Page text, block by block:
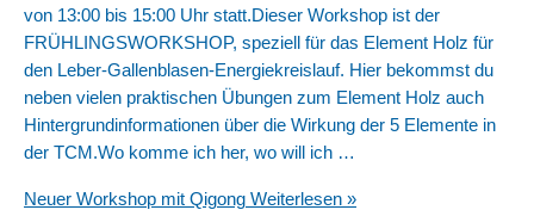
von 13:00 bis 15:00 Uhr statt.Dieser Workshop ist der
FRÜHLINGSWORKSHOP, speziell für das Element Holz für
den Leber-Gallenblasen-Energiekreislauf. Hier bekommst du
neben vielen praktischen Übungen zum Element Holz auch
Hintergrundinformationen über die Wirkung der 5 Elemente in
der TCM.Wo komme ich her, wo will ich …
Neuer Workshop mit Qigong Weiterlesen »